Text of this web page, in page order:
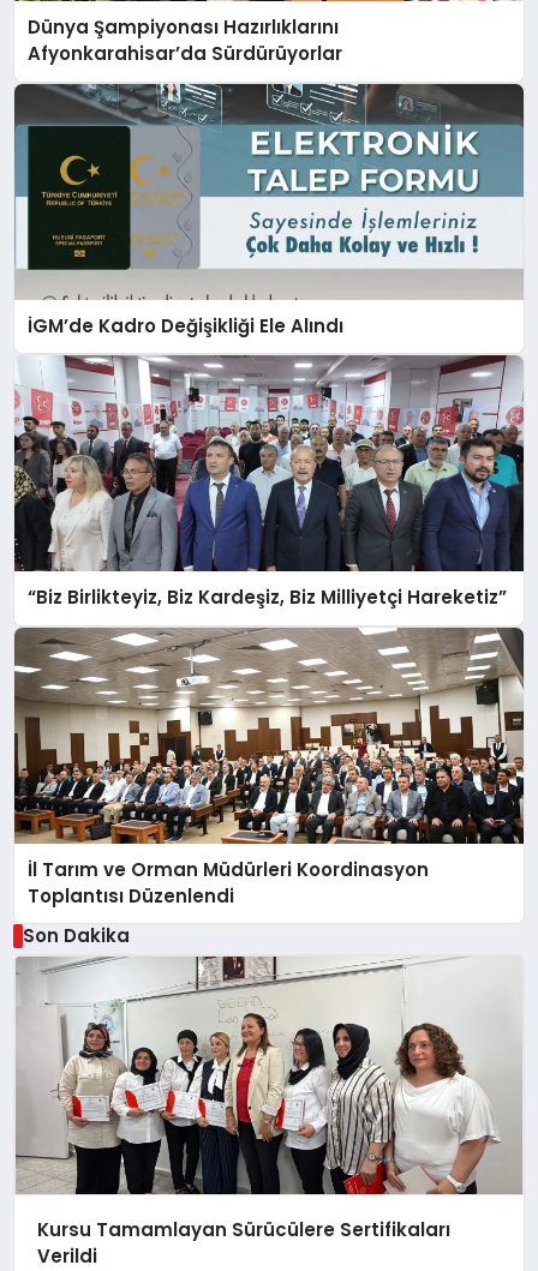
Dünya Şampiyonası Hazırlıklarını
Afyonkarahisar’da Sürdürüyorlar
İGM’de Kadro Değişikliği Ele Alındı
“Biz Birlikteyiz, Biz Kardeşiz, Biz Milliyetçi Hareketiz”
İl Tarım ve Orman Müdürleri Koordinasyon
Toplantısı Düzenlendi
Son Dakika
Kursu Tamamlayan Sürücülere Sertifikaları
Verildi